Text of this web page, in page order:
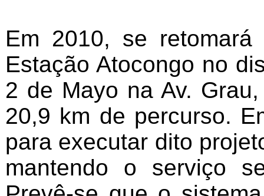
Em 2010, se
Estação Atocongo no
2 de Mayo na Av.
20,9 km de percurso.
para executar dito
mantendo o serviço